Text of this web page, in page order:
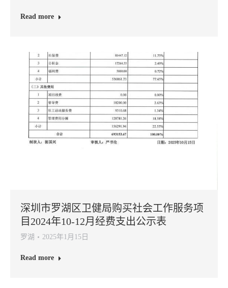
Read more
深圳市罗湖区卫健局购买社会工作服务项
目2024年10-12月经费支出公示表
罗湖 2025年1月15日
Read more